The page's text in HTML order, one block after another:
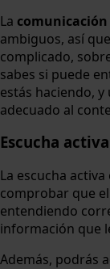
La
ambiguos, así
complicado,
sabes si puede
estás haciendo,
adecuado al
Escucha activa
La escucha
comprobar que
entendiendo
información que
Además, podrás